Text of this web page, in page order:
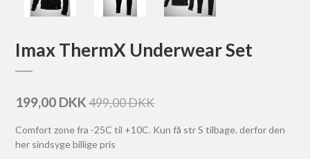
Imax ThermX Underwear Set
199,00 DKK 499,00 DKK
Comfort zone fra -25C til +10C. Kun få str S tilbage. derfor den
her sindsyge billige pris